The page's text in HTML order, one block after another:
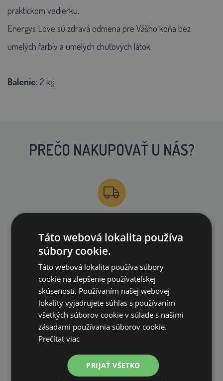
praktickom vedierku.
Energys Love sú zdravá odmena pre Vášho koňa bez
umelých farbív a umelých chuťových látok.
Balenie: 2 kg.
PREČO NAKUPOVAŤ U NÁS?
na všetky objednávky od 200€ vrátane DPH.
VLASTNÝ SKLAD
99 % produktov držíme priamo skladom
Táto webová lokalita používa
súbory cookie.
Táto webová lokalita používa súbory
cookie na zlepšenie používateľskej
skúsenosti. Používaním našej webovej
lokality vyjadrujete súhlas s používaním
všetkých súborov cookie v súlade s našimi
zásadami používania súborov cookie.
Prečítať viac
PRIJAŤ VŠETKO